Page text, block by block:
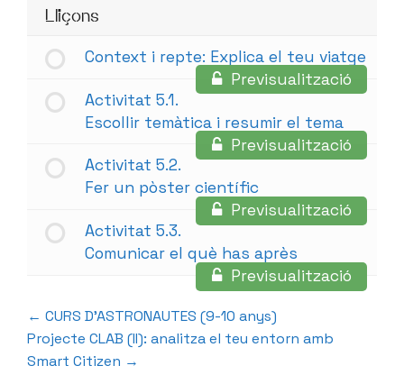
Lliçons
Context i repte: Explica el teu viatge
Previsualització
Activitat 5.1.
Escollir temàtica i resumir el tema
Previsualització
Activitat 5.2.
Fer un pòster científic
Previsualització
Activitat 5.3.
Comunicar el què has après
Previsualització
CURS D’ASTRONAUTES (9-10 anys)
Projecte CLAB (II): analitza el teu entorn amb
Smart Citizen